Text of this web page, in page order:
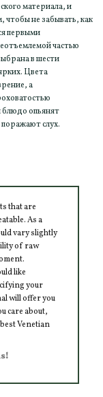
материала, и
чтобы не забывать, как
первыми
частью
в шести
Цвета
а
блюдо опьянят
поражают слух.
that are
As a
vary slightly
of raw
like
your
will offer you
care about,
Venetian